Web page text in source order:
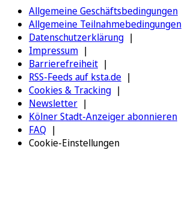
Allgemeine Geschäftsbedingungen
Allgemeine Teilnahmebedingungen
Datenschutzerklärung
Impressum
Barrierefreiheit
RSS-Feeds auf ksta.de
Cookies & Tracking
Newsletter
Kölner Stadt-Anzeiger abonnieren
FAQ
Cookie-Einstellungen